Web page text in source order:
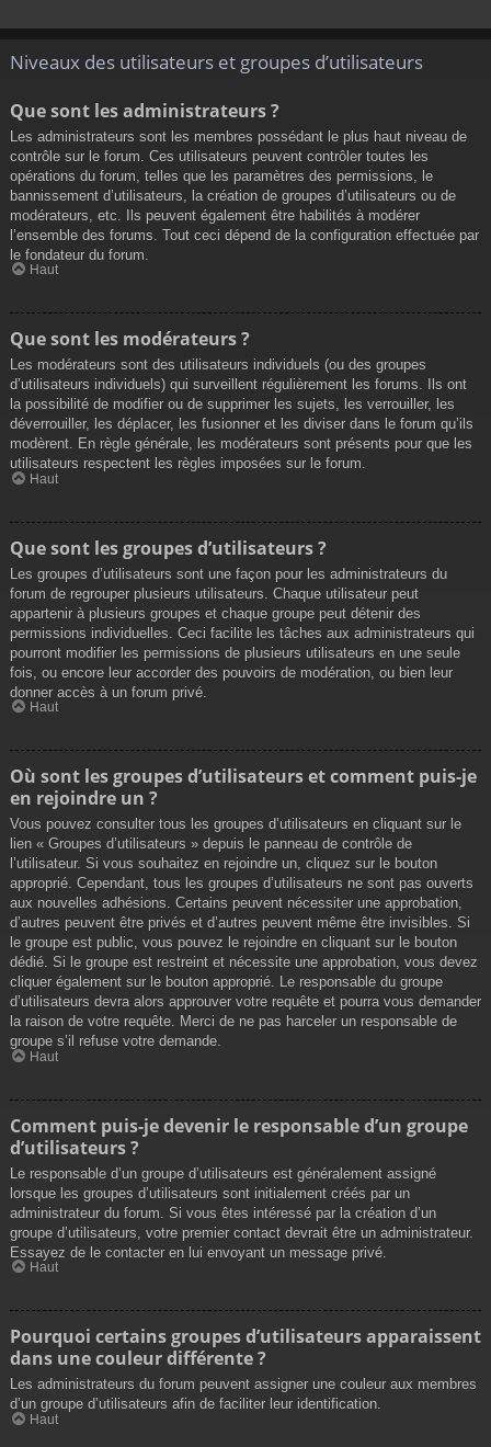
Niveaux des utilisateurs et groupes d’utilisateurs
Que sont les administrateurs ?
Les administrateurs sont les membres possédant le plus haut niveau de
contrôle sur le forum. Ces utilisateurs peuvent contrôler toutes les
opérations du forum, telles que les paramètres des permissions, le
bannissement d’utilisateurs, la création de groupes d’utilisateurs ou de
modérateurs, etc. Ils peuvent également être habilités à modérer
l’ensemble des forums. Tout ceci dépend de la configuration effectuée par
le fondateur du forum.
Haut
Que sont les modérateurs ?
Les modérateurs sont des utilisateurs individuels (ou des groupes
d’utilisateurs individuels) qui surveillent régulièrement les forums. Ils ont
la possibilité de modifier ou de supprimer les sujets, les verrouiller, les
déverrouiller, les déplacer, les fusionner et les diviser dans le forum qu’ils
modèrent. En règle générale, les modérateurs sont présents pour que les
utilisateurs respectent les règles imposées sur le forum.
Haut
Que sont les groupes d’utilisateurs ?
Les groupes d’utilisateurs sont une façon pour les administrateurs du
forum de regrouper plusieurs utilisateurs. Chaque utilisateur peut
appartenir à plusieurs groupes et chaque groupe peut détenir des
permissions individuelles. Ceci facilite les tâches aux administrateurs qui
pourront modifier les permissions de plusieurs utilisateurs en une seule
fois, ou encore leur accorder des pouvoirs de modération, ou bien leur
donner accès à un forum privé.
Haut
Où sont les groupes d’utilisateurs et comment puis-je
en rejoindre un ?
Vous pouvez consulter tous les groupes d’utilisateurs en cliquant sur le
lien « Groupes d’utilisateurs » depuis le panneau de contrôle de
l’utilisateur. Si vous souhaitez en rejoindre un, cliquez sur le bouton
approprié. Cependant, tous les groupes d’utilisateurs ne sont pas ouverts
aux nouvelles adhésions. Certains peuvent nécessiter une approbation,
d’autres peuvent être privés et d’autres peuvent même être invisibles. Si
le groupe est public, vous pouvez le rejoindre en cliquant sur le bouton
dédié. Si le groupe est restreint et nécessite une approbation, vous devez
cliquer également sur le bouton approprié. Le responsable du groupe
d’utilisateurs devra alors approuver votre requête et pourra vous demander
la raison de votre requête. Merci de ne pas harceler un responsable de
groupe s’il refuse votre demande.
Haut
Comment puis-je devenir le responsable d’un groupe
d’utilisateurs ?
Le responsable d’un groupe d’utilisateurs est généralement assigné
lorsque les groupes d’utilisateurs sont initialement créés par un
administrateur du forum. Si vous êtes intéressé par la création d’un
groupe d’utilisateurs, votre premier contact devrait être un administrateur.
Essayez de le contacter en lui envoyant un message privé.
Haut
Pourquoi certains groupes d’utilisateurs apparaissent
dans une couleur différente ?
Les administrateurs du forum peuvent assigner une couleur aux membres
d’un groupe d’utilisateurs afin de faciliter leur identification.
Haut